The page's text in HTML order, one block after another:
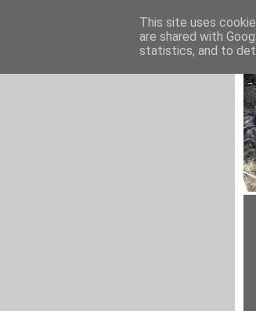
This site uses
are shared with
statistics, and to